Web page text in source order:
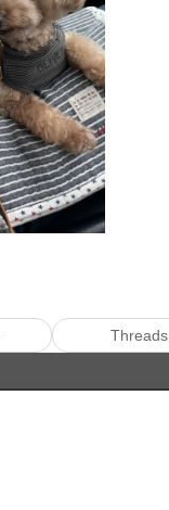
Threads